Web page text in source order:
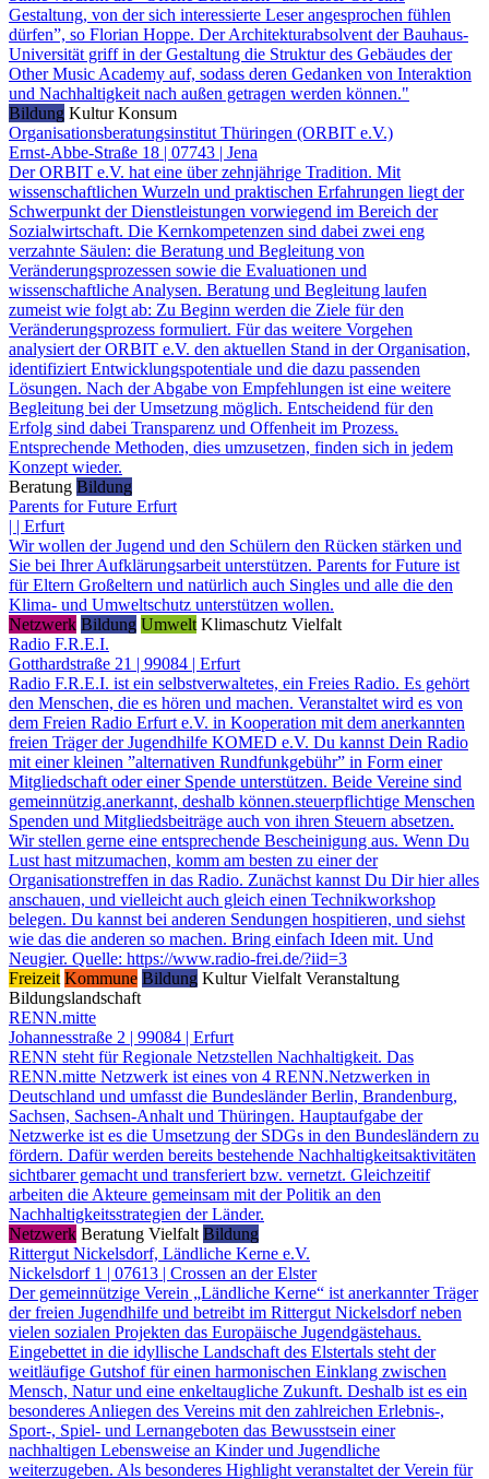
Gestaltung, von der sich interessierte Leser angesprochen fühlen
dürfen”, so Florian Hoppe. Der Architekturabsolvent der Bauhaus-
Universität griff in der Gestaltung die Struktur des Gebäudes der
Other Music Academy auf, sodass deren Gedanken von Interaktion
und Nachhaltigkeit nach außen getragen werden können."
Bildung Kultur Konsum
Organisationsberatungsinstitut Thüringen (ORBIT e.V.)
Ernst-Abbe-Straße 18 | 07743 | Jena
Der ORBIT e.V. hat eine über zehnjährige Tradition. Mit
wissenschaftlichen Wurzeln und praktischen Erfahrungen liegt der
Schwerpunkt der Dienstleistungen vorwiegend im Bereich der
Sozialwirtschaft. Die Kernkompetenzen sind dabei zwei eng
verzahnte Säulen: die Beratung und Begleitung von
Veränderungsprozessen sowie die Evaluationen und
wissenschaftliche Analysen. Beratung und Begleitung laufen
zumeist wie folgt ab: Zu Beginn werden die Ziele für den
Veränderungsprozess formuliert. Für das weitere Vorgehen
analysiert der ORBIT e.V. den aktuellen Stand in der Organisation,
identifiziert Entwicklungspotentiale und die dazu passenden
Lösungen. Nach der Abgabe von Empfehlungen ist eine weitere
Begleitung bei der Umsetzung möglich. Entscheidend für den
Erfolg sind dabei Transparenz und Offenheit im Prozess.
Entsprechende Methoden, dies umzusetzen, finden sich in jedem
Konzept wieder.
Beratung Bildung
Parents for Future Erfurt
| | Erfurt
Wir wollen der Jugend und den Schülern den Rücken stärken und
Sie bei Ihrer Aufklärungsarbeit unterstützen. Parents for Future ist
für Eltern Großeltern und natürlich auch Singles und alle die den
Klima- und Umweltschutz unterstützen wollen.
Netzwerk Bildung Umwelt Klimaschutz Vielfalt
Radio F.R.E.I.
Gotthardstraße 21 | 99084 | Erfurt
Radio F.R.E.I. ist ein selbstverwaltetes, ein Freies Radio. Es gehört
den Menschen, die es hören und machen. Veranstaltet wird es von
dem Freien Radio Erfurt e.V. in Kooperation mit dem anerkannten
freien Träger der Jugendhilfe KOMED e.V. Du kannst Dein Radio
mit einer kleinen ”alternativen Rundfunkgebühr” in Form einer
Mitgliedschaft oder einer Spende unterstützen. Beide Vereine sind
gemeinnützig.anerkannt, deshalb können.steuerpflichtige Menschen
Spenden und Mitgliedsbeiträge auch von ihren Steuern absetzen.
Wir stellen gerne eine entsprechende Bescheinigung aus. Wenn Du
Lust hast mitzumachen, komm am besten zu einer der
Organisationstreffen in das Radio. Zunächst kannst Du Dir hier alles
anschauen, und vielleicht auch gleich einen Technikworkshop
belegen. Du kannst bei anderen Sendungen hospitieren, und siehst
wie das die anderen so machen. Bring einfach Ideen mit. Und
Neugier. Quelle: https://www.radio-frei.de/?iid=3
Freizeit Kommune Bildung Kultur Vielfalt Veranstaltung
Bildungslandschaft
RENN.mitte
Johannesstraße 2 | 99084 | Erfurt
RENN steht für Regionale Netzstellen Nachhaltigkeit. Das
RENN.mitte Netzwerk ist eines von 4 RENN.Netzwerken in
Deutschland und umfasst die Bundesländer Berlin, Brandenburg,
Sachsen, Sachsen-Anhalt und Thüringen. Hauptaufgabe der
Netzwerke ist es die Umsetzung der SDGs in den Bundesländern zu
fördern. Dafür werden bereits bestehende Nachhaltigkeitsaktivitäten
sichtbarer gemacht und transferiert bzw. vernetzt. Gleichzeitif
arbeiten die Akteure gemeinsam mit der Politik an den
Nachhaltigkeitsstrategien der Länder.
Netzwerk Beratung Vielfalt Bildung
Rittergut Nickelsdorf, Ländliche Kerne e.V.
Nickelsdorf 1 | 07613 | Crossen an der Elster
Der gemeinnützige Verein „Ländliche Kerne“ ist anerkannter Träger
der freien Jugendhilfe und betreibt im Rittergut Nickelsdorf neben
vielen sozialen Projekten das Europäische Jugendgästehaus.
Eingebettet in die idyllische Landschaft des Elstertals steht der
weitläufige Gutshof für einen harmonischen Einklang zwischen
Mensch, Natur und eine enkeltaugliche Zukunft. Deshalb ist es ein
besonderes Anliegen des Vereins mit den zahlreichen Erlebnis-,
Sport-, Spiel- und Lernangeboten das Bewusstsein einer
nachhaltigen Lebensweise an Kinder und Jugendliche
weiterzugeben. Als besonderes Highlight veranstaltet der Verein für